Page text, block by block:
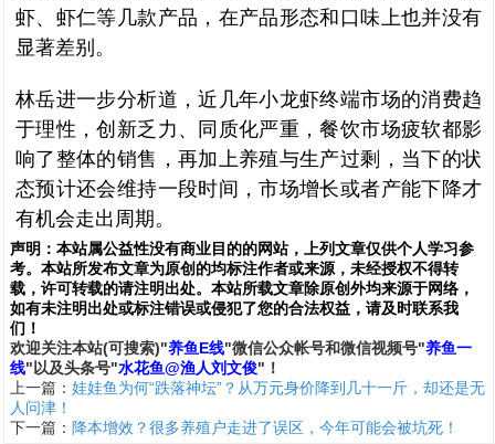
虾、虾仁等几款产品，在产品形态和口味上也并没有
显著差别。
林岳进一步分析道，近几年小龙虾终端市场的消费趋
于理性，创新乏力、同质化严重，餐饮市场疲软都影
响了整体的销售，再加上养殖与生产过剩，当下的状
态预计还会维持一段时间，市场增长或者产能下降才
有机会走出周期。
声明： 本站属公益性没有商业目的的网站，上列文章仅供个人学习参
考。本站所发布文章为原创的均标注作者或来源，未经授权不得转
载，许可转载的请注明出处。本站所载文章除原创外均来源于网络，
如有未注明出处或标注错误或侵犯了您的合法权益，请及时联系我
们 ！
欢迎关注本站(可搜索)"养鱼E线"微信公众帐号和微信视频号"养鱼一
线" 以及头条号"水花鱼@渔人刘文俊"！
上一篇： 娃娃鱼为何“跌落神坛”？从万元身价降到几十一斤，却还是无
人问津！
下一篇： 降本增效？很多养殖户走进了误区，今年可能会被坑死！